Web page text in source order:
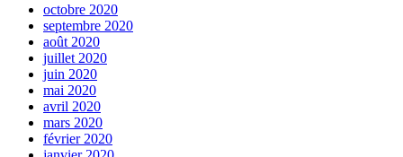
octobre 2020
septembre 2020
août 2020
juillet 2020
juin 2020
mai 2020
avril 2020
mars 2020
février 2020